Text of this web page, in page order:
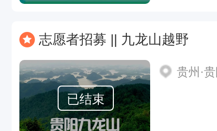
志愿者招募 || 九龙山越野
已结束
贵州·